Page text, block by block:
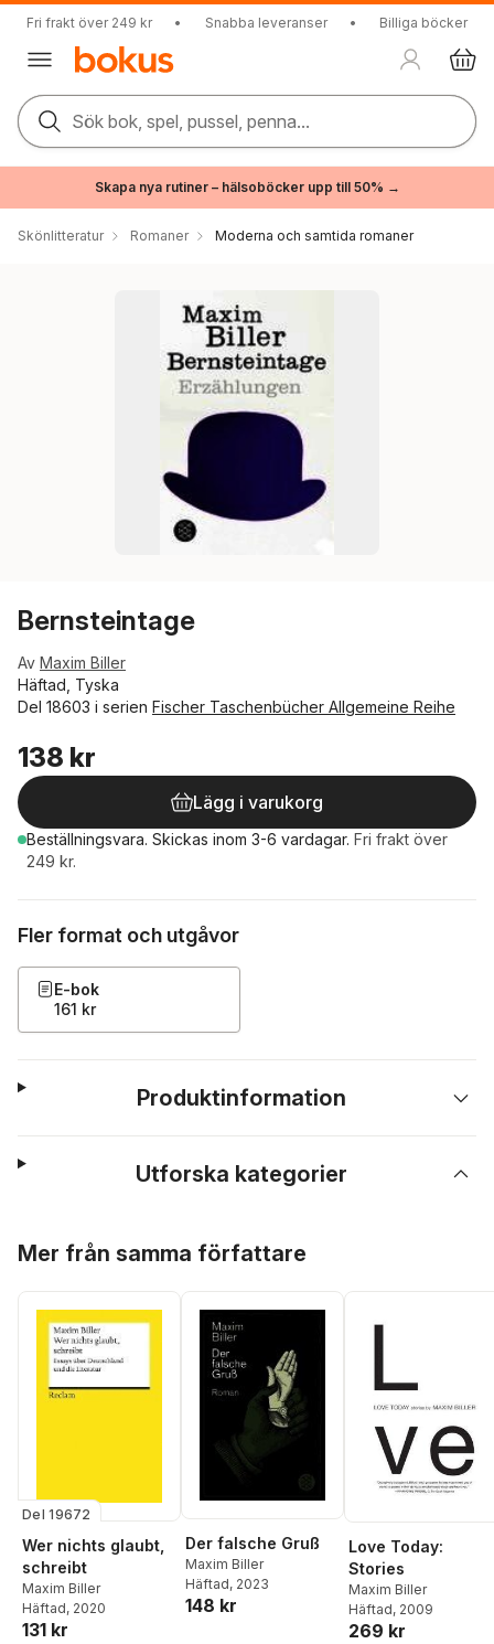
Fri frakt över 249 kr • Snabba leveranser • Billiga böcker
Sök bok, spel, pussel, penna...
Skapa nya rutiner – hälsoböcker upp till 50% →
Skönlitteratur Romaner Moderna och samtida romaner
Bernsteintage
Av Maxim Biller
Häftad, Tyska
Del 18603 i serien Fischer Taschenbücher Allgemeine Reihe
138 kr
Lägg i varukorg
Beställningsvara. Skickas inom 3-6 vardagar. Fri frakt över
249 kr.
Fler format och utgåvor
E-bok
161 kr
Produktinformation
Utforska kategorier
Mer från samma författare
Del 19672
Wer nichts glaubt,
schreibt
Maxim Biller
Häftad, 2020
131 kr
Der falsche Gruß
Maxim Biller
Häftad, 2023
148 kr
Love Today:
Stories
Maxim Biller
Häftad, 2009
269 kr